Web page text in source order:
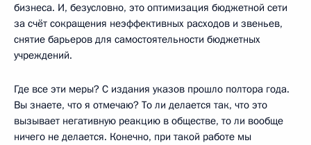
бизнеса. И, безусловно, это оптимизация бюджетной сети
за счёт сокращения неэффективных расходов и звеньев,
снятие барьеров для самостоятельности бюджетных
учреждений.
Где все эти меры? С издания указов прошло полтора года.
Вы знаете, что я отмечаю? То ли делается так, что это
вызывает негативную реакцию в обществе, то ли вообще
ничего не делается. Конечно, при такой работе мы